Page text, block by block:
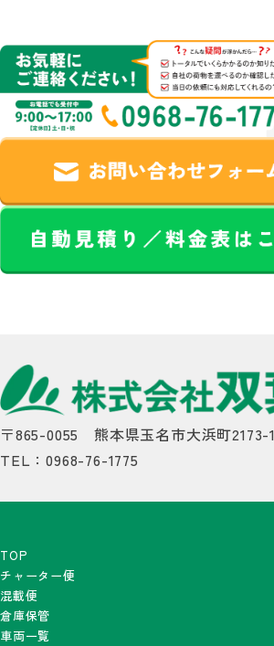
〒865-0055 熊本県玉名市大浜町2173-1
TEL：0968-76-1775
TOP
チャーター便
混載便
倉庫保管
車両一覧